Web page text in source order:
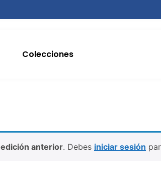
Colecciones
edición anterior. Debes iniciar sesión